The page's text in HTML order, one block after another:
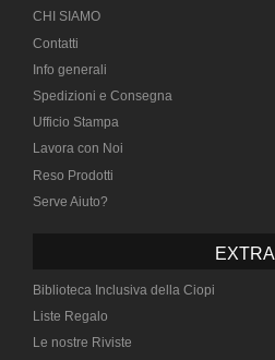
CHI SIAMO
Contatti
Info generali
Spedizioni e Consegna
Ufficio Stampa
Lavora con Noi
Reso Prodotti
Serve Aiuto?
EXTRA
Biblioteca Inclusiva della Ciopi
Liste Regalo
Le nostre Riviste